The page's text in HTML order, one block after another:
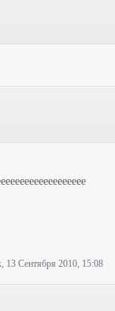
13 Сентября 2010, 15:08